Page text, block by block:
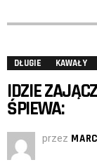
DŁUGIE KAWAŁY
IDZIE
ŚPIEWA:
przez